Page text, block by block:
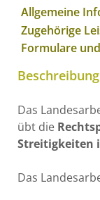
Allgemeine
Zugehörige
Formulare
Beschreibung
Das
übt die
Streitigkeiten
Das